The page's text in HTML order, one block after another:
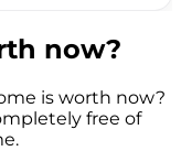
now?
is worth now?
free of